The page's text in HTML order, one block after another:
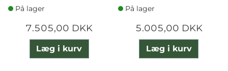
På lager
7.505,00 DKK
Læg i kurv
På lager
5.005,00 DKK
Læg i kurv